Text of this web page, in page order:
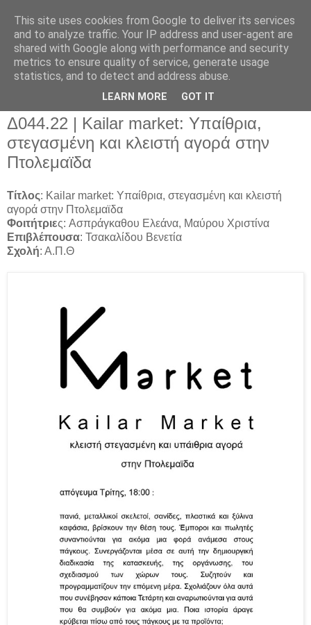
Δ044.22 | Kailar market: Υπαίθρια,
στεγασμένη και κλειστή αγορά στην
Πτολεμαϊδα
Τίτλος: Kailar market: Υπαίθρια, στεγασμένη και κλειστή
αγορά στην Πτολεμαϊδα
Φοιτήτριες: Ασπράγκαθου Ελεάνα, Μαύρου Χριστίνα
Επιβλέπουσα: Τσακαλίδου Βενετία
Σχολή: Α.Π.Θ
This site uses cookies from Google to deliver its services
and to analyze traffic. Your IP address and user-agent are
shared with Google along with performance and security
metrics to ensure quality of service, generate usage
statistics, and to detect and address abuse.
LEARN MORE GOT IT